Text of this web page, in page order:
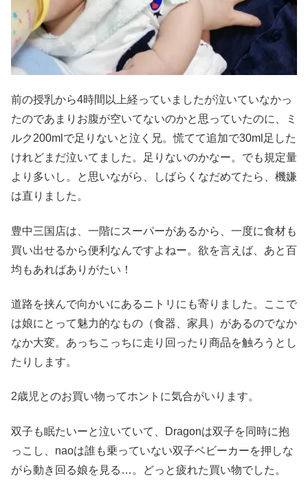
前の授乳から4時間以上経っていましたが泣いていなかっ
たのであまりお腹が空いてないのかと思っていたのに、ミ
ルク200mlで足りないと泣く兄。慌てて追加で30ml足した
けれどまだ泣いてました。足りないのかなー。でも規定量
より多いし。と思いながら、しばらくなだめてたら、機嫌
は直りました。
豊中三国店は、一階にスーパーがあるから、一度に食材も
買い出せるから便利なんですよねー。欲を言えば、あと百
均もあればありがたい！
道路を挟んで向かいにあるニトリにも寄りました。ここで
は娘にとって魅力的なもの（食器、家具）があるのでなか
なか大変。あっちこっちに走り回ったり商品を触ろうとし
たりします。
2歳児とのお買い物ってホントに気合がいります。
双子も眠たいーと泣いていて、Dragonは双子を同時に抱
っこし、naoは誰も乗っていない双子ベビーカーを押しな
がら動き回る娘を見る…。どっと疲れた買い物でした。